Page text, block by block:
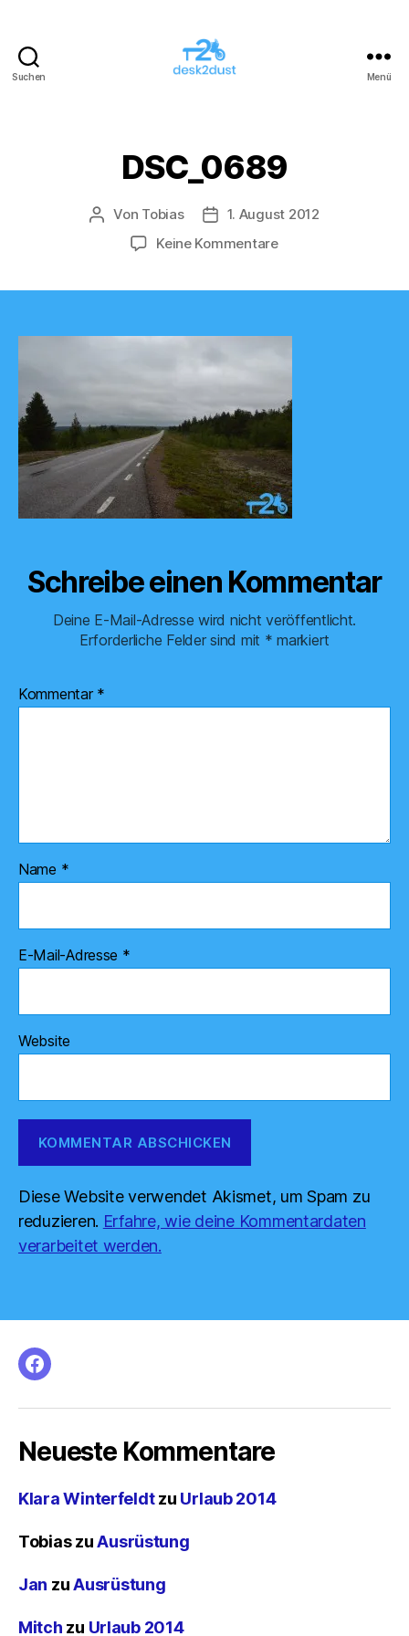
Suchen Menü
DSC_0689
Beitragsautor
Von Tobias Veröffentlichungsdatum
1. August 2012
Keine Kommentarezu
Schreibe einen Kommentar
Deine E-Mail-Adresse wird nicht veröffentlicht.
Erforderliche Felder sind mit * markiert
Kommentar *
Name *
E-Mail-Adresse *
Website
Diese Website verwendet Akismet, um Spam zu
reduzieren. Erfahre, wie deine Kommentardaten
verarbeitet werden.
facebook
Neueste Kommentare
Klara Winterfeldtzu Urlaub 2014
TobiaszuAusrüstung
Jan zuAusrüstung
Mitch zu Urlaub 2014